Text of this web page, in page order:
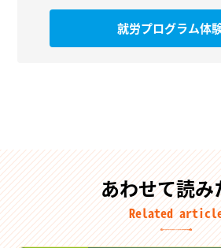
就労プログラム体
あわせて読み
Related